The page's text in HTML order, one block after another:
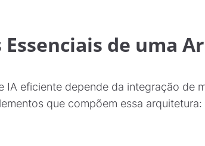
Essenciais de uma
IA eficiente depende da integração de
que compõem essa arquitetura: